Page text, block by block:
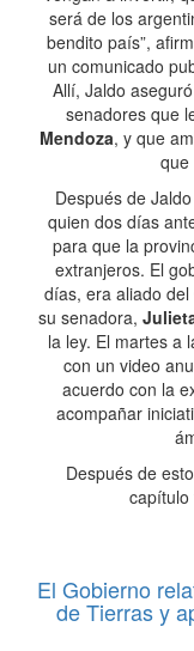
será de los
bendito país”,
un comunicado
Allí, Jaldo
senadores que
Mendoza, y que
que
Después de
quien dos días
para que la
extranjeros. El
días, era aliado
su senadora,
la ley. El martes a
con un video
acuerdo con la
acompañar
Después de
capítulo
El Gobierno
de Tierras y